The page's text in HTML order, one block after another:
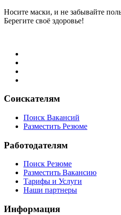
Носите маски, и не забывайте
Берегите своё здоровье!
Соискателям
Поиск Вакансий
Разместить Резюме
Работодателям
Поиск Резюме
Разместить Вакансию
Тарифы и Услуги
Наши партнеры
Информация